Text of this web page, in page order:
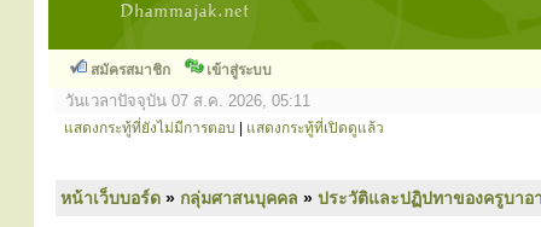
สมัครสมาชิก เข้าสู่ระบบ
วันเวลาปัจจุบัน 07 ส.ค. 2026, 05:11
แสดงกระทู้ที่ยังไม่มีการตอบ แสดงกระทู้ที่เปิดดูแล้ว
หน้าเว็บบอร์ด » กลุ่มศาสนบุคคล » ประวัติและปฏิปทาของครูบาอ